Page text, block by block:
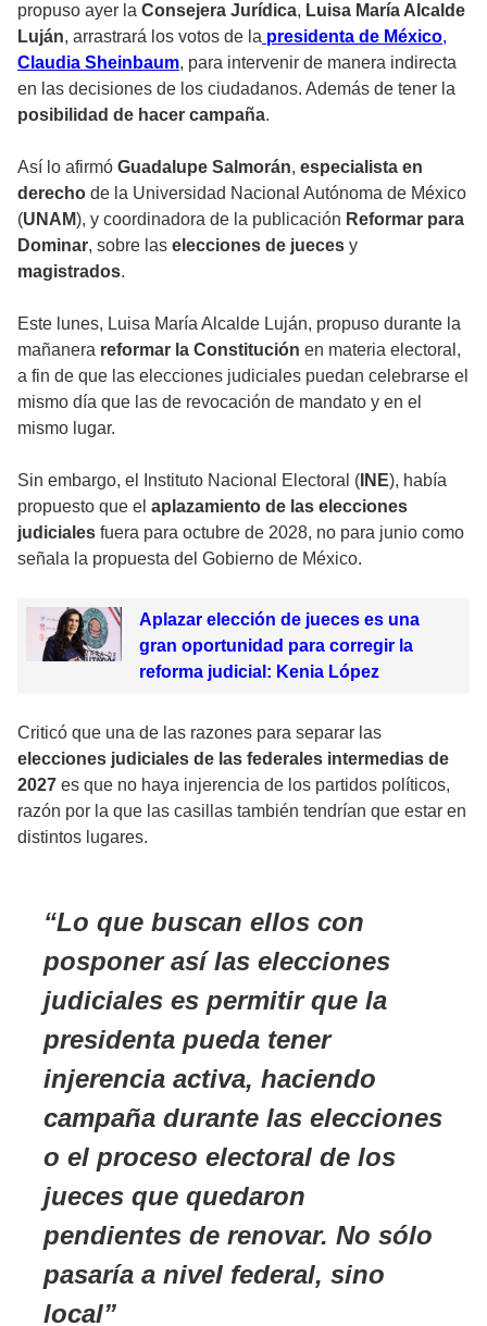
propuso ayer la Consejera Jurídica, Luisa María Alcalde
Luján, arrastrará los votos de la presidenta de México,
Claudia Sheinbaum, para intervenir de manera indirecta
en las decisiones de los ciudadanos. Además de tener la
posibilidad de hacer campaña.
Así lo afirmó Guadalupe Salmorán, especialista en
derecho de la Universidad Nacional Autónoma de México
(UNAM), y coordinadora de la publicación Reformar para
Dominar, sobre las elecciones de jueces y
magistrados.
Este lunes, Luisa María Alcalde Luján, propuso durante la
mañanera reformar la Constitución en materia electoral,
a fin de que las elecciones judiciales puedan celebrarse el
mismo día que las de revocación de mandato y en el
mismo lugar.
Sin embargo, el Instituto Nacional Electoral ( INE), había
propuesto que el aplazamiento de las elecciones
judiciales fuera para octubre de 2028, no para junio como
señala la propuesta del Gobierno de México.
Aplazar elección de jueces es una
gran oportunidad para corregir la
reforma judicial: Kenia López
Criticó que una de las razones para separar las
elecciones judiciales de las federales intermedias de
2027 es que no haya injerencia de los partidos políticos,
razón por la que las casillas también tendrían que estar en
distintos lugares.
Lo que buscan ellos con
posponer así las elecciones
judiciales es permitir que la
presidenta pueda tener
injerencia activa, haciendo
campaña durante las elecciones
o el proceso electoral de los
jueces que quedaron
pendientes de renovar. No sólo
pasaría a nivel federal, sino
local